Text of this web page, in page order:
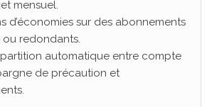
mensuel.
d’économies sur des abonnements
ou redondants.
automatique entre compte
de précaution et